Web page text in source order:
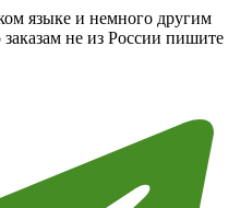
языке и немного другим
не из России пишите